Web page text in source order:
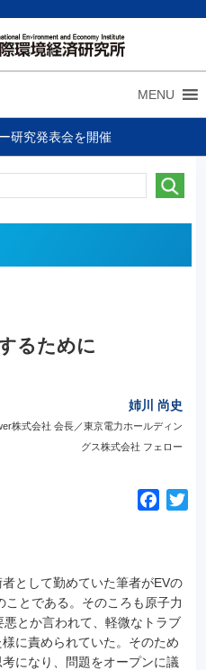
MENU
研究発表会を開催
るために
姉川 尚史
株式会社 会長／東京電力ホールディン
グス株式会社 フェロー
b
o
o
k
として勤めていた筆者がEVの
とである。そのころも原子力
とか言われて、軽微なトラブ
に責められていた。そのため
になり、問題をオープンに議